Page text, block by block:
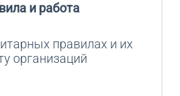
и работа
правилах и их
организаций